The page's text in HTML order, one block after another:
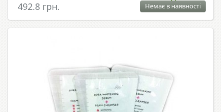
492.8 грн. Немає в наявності